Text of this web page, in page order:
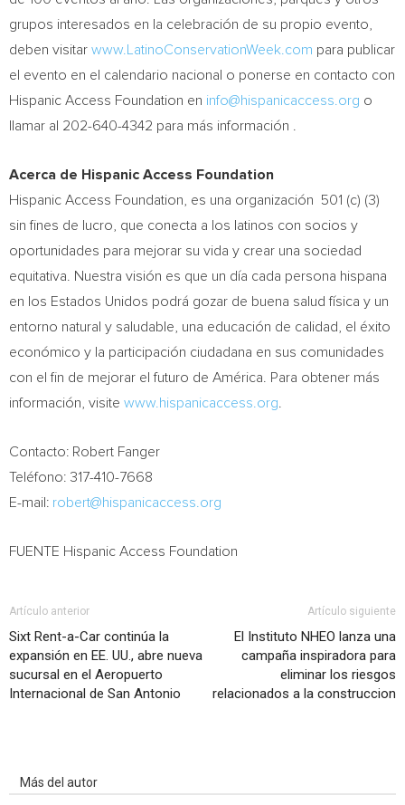
grupos interesados en la celebración de su propio evento,
deben visitar www.LatinoConservationWeek.com para publicar
el evento en el calendario nacional o ponerse en contacto con
Hispanic Access Foundation en info@hispanicaccess.org o
llamar al 202-640-4342 para más información .
Acerca de Hispanic Access Foundation
Hispanic Access Foundation, es una organización 501 (c) (3)
sin fines de lucro, que conecta a los latinos con socios y
oportunidades para mejorar su vida y crear una sociedad
equitativa. Nuestra visión es que un día cada persona hispana
en los Estados Unidos podrá gozar de buena salud física y un
entorno natural y saludable, una educación de calidad, el éxito
económico y la participación ciudadana en sus comunidades
con el fin de mejorar el futuro de América. Para obtener más
información, visite www.hispanicaccess.org
Contacto: Robert Fanger
Teléfono: 317-410-7668
E-mail: robert@hispanicaccess.org
FUENTE Hispanic Access Foundation
Artículo anterior
Sixt Rent-a-Car continúa la
expansión en EE. UU., abre nueva
sucursal en el Aeropuerto
Internacional de San Antonio
Artículo siguiente
El Instituto NHEO lanza una
campaña inspiradora para
eliminar los riesgos
relacionados a la construccion
Más del autor